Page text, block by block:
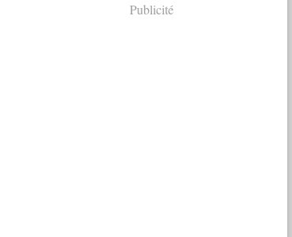
Publicité